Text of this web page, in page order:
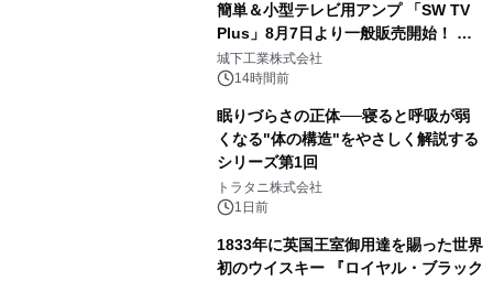
簡単＆小型テレビ用アンプ 「SW TV
Plus」8月7日より一般販売開始！ ケ
ーブル1本つなぐだけ、テレビの音が
ぐっと豊かに
城下工業株式会社
14時間前
眠りづらさの正体──寝ると呼吸が弱
くなる"体の構造"をやさしく解説する
シリーズ第1回
トラタニ株式会社
1日前
1833年に英国王室御用達を賜った世界
初のウイスキー 『ロイヤル・ブラック